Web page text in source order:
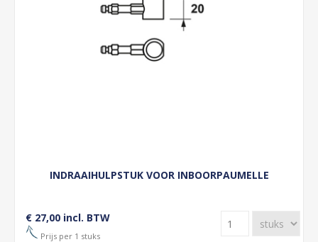
INDRAAIHULPSTUK VOOR INBOORPAUMELLE
€ 27,00 incl. BTW
Prijs per 1 stuks